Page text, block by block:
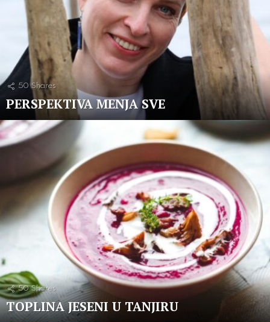
50 Shares
PERSPEKTIVA MENJA SVE
50 Shares
TOPLINA JESENI U TANJIRU